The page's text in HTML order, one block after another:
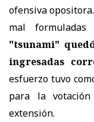
ofensiva
mal
"tsunami"
ingresadas
esfuerzo tuvo
para la
extensión.